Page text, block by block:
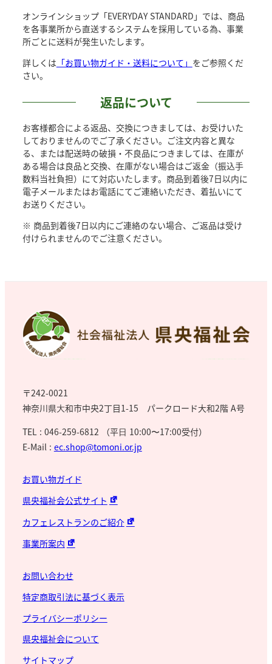
オンラインショップ「EVERYDAY STANDARD」では、商品
を各事業所から直送するシステムを採用している為、事業
所ごとに送料が発生いたします。
詳しくは 「お買い物ガイド・送料について」 をご参照くだ
さい。
返品について
お客様都合による返品、交換につきましては、お受けいた
しておりませんのでご了承ください。ご注文内容と異な
る、または配送時の破損・不良品につきましては、在庫が
ある場合は良品と交換、在庫がない場合はご返金（振込手
数料当社負担）にて対応いたします。商品到着後7日以内に
電子メールまたはお電話にてご連絡いただき、着払いにて
お送りください。
※ 商品到着後7日以内にご連絡のない場合、ご返品は受け
付けられませんのでご注意ください。
〒242-0021
神奈川県⼤和市中央2丁目1-15 パークロード大和2階 A号
TEL : 046-259-6812 （平⽇ 10:00〜17:00受付）
E-Mail : ec.shop@tomoni.or.jp
お買い物ガイド
県央福祉会公式サイト
カフェレストランのご紹介
事業所案内
お問い合わせ
特定商取引法に基づく表示
プライバシーポリシー
県央福祉会について
サイトマップ